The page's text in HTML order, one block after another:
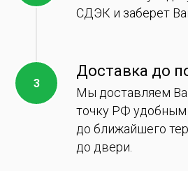
СДЭК и заберет
Доставка до
Мы доставляем
точку РФ удобным
до ближайшего
до двери.